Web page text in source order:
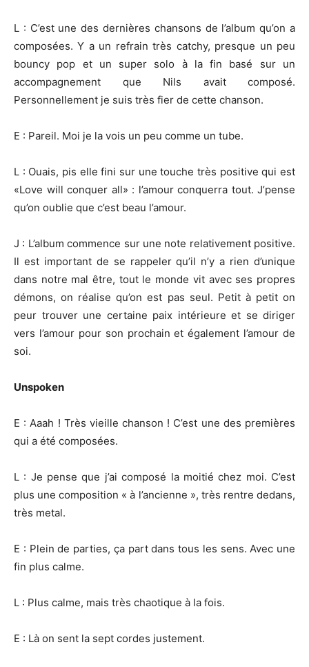
L : C’est une des dernières chansons de l’album qu’on a
composées. Y a un refrain très catchy, presque un peu
bouncy pop et un super solo à la fin basé sur un
accompagnement que Nils avait composé.
Personnellement je suis très fier de cette chanson.
E : Pareil. Moi je la vois un peu comme un tube.
L : Ouais, pis elle fini sur une touche très positive qui est
«Love will conquer all» : l’amour conquerra tout. J’pense
qu’on oublie que c’est beau l’amour.
J : L’album commence sur une note relativement positive.
Il est important de se rappeler qu’il n’y a rien d’unique
dans notre mal être, tout le monde vit avec ses propres
démons, on réalise qu’on est pas seul. Petit à petit on
peur trouver une certaine paix intérieure et se diriger
vers l’amour pour son prochain et également l’amour de
soi.
Unspoken
E : Aaah ! Très vieille chanson ! C’est une des premières
qui a été composées.
L : Je pense que j’ai composé la moitié chez moi. C’est
plus une composition « à l’ancienne », très rentre dedans,
très metal.
E : Plein de parties, ça part dans tous les sens. Avec une
fin plus calme.
L : Plus calme, mais très chaotique à la fois.
E : Là on sent la sept cordes justement.